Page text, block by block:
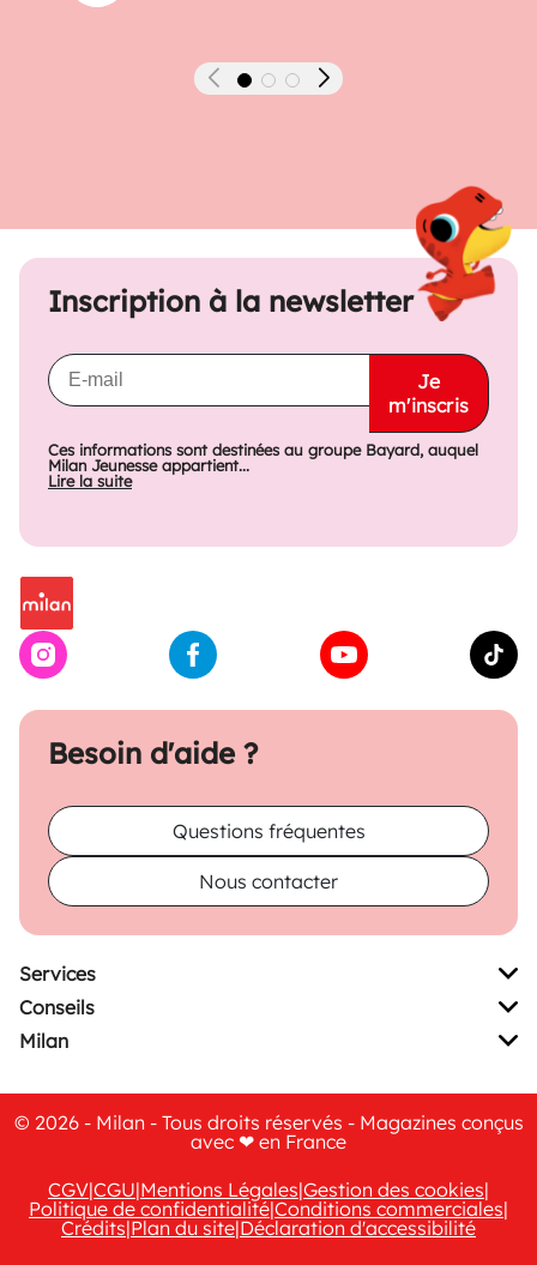
Précédent Suivant
Besoin d'aide ?
Questions fréquentes
Nous contacter
Inscription à la newsletter
Je
m'inscris
Ces informations sont destinées au groupe Bayard, auquel
Milan Jeunesse appartient...
Lire la suite
Services
Conseils
Milan
© 2026 - Milan - Tous droits réservés - Magazines conçus
avec ❤ en France
CGV|CGU|Mentions Légales|Gestion des cookies|
Politique de confidentialité|Conditions commerciales|
Crédits|Plan du site|Déclaration d'accessibilité